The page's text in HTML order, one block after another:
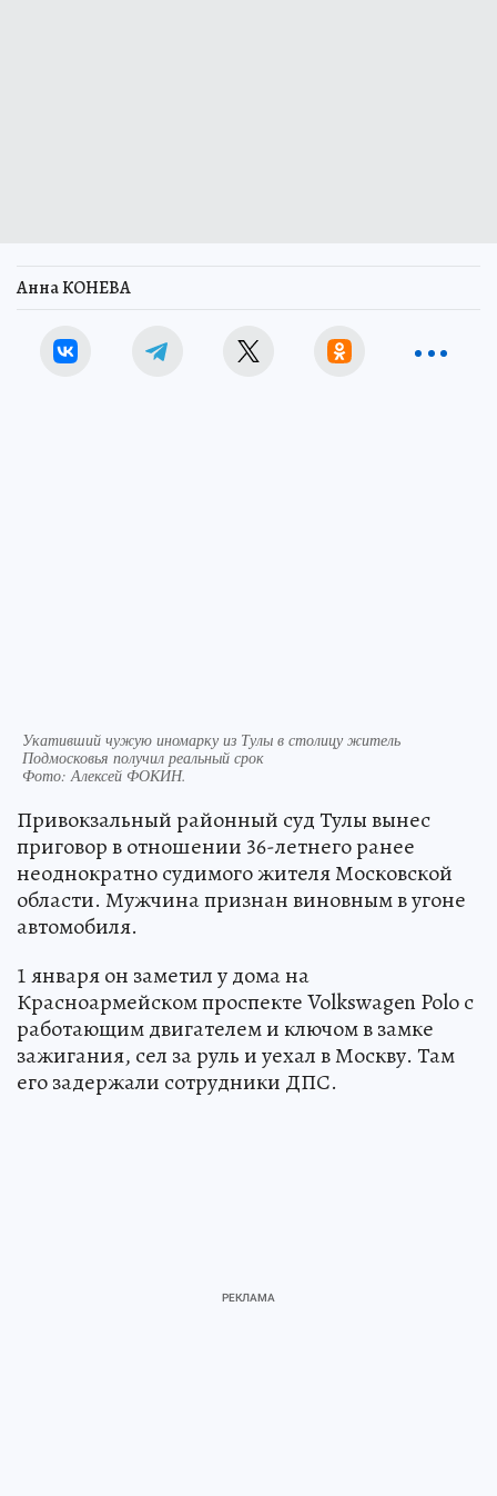
Анна КОНЕВА
Укативший чужую иномарку из Тулы в столицу житель
Подмосковья получил реальный срок
Фото:Алексей ФОКИН.
Привокзальный районный суд Тулы вынес
приговор в отношении 36-летнего ранее
неоднократно судимого жителя Московской
области. Мужчина признан виновным в угоне
автомобиля.
1 января он заметил у дома на
Красноармейском проспекте Volkswagen Polo с
работающим двигателем и ключом в замке
зажигания, сел за руль и уехал в Москву. Там
его задержали сотрудники ДПС.